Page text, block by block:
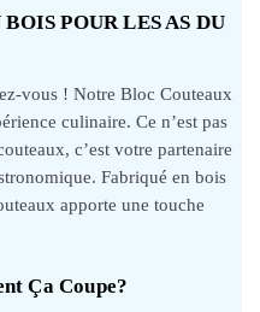
POUR LES AS DU
vous ! Notre Bloc Couteaux
culinaire. Ce n’est pas
c’est votre partenaire
Fabriqué en bois
apporte une touche
Ça Coupe?